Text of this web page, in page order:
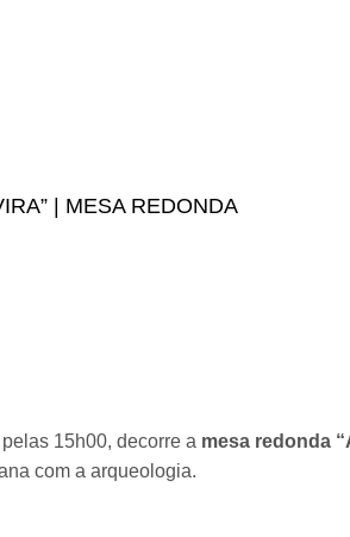
| MESA REDONDA
15h00, decorre a mesa redonda
com a arqueologia.